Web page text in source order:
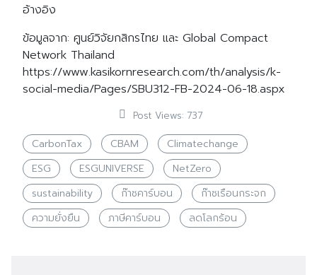
อ้างอิง
ข้อมูลจาก: ศูนย์วิจัยกสิกรไทย และ Global Compact
Network Thailand
https://www.kasikornresearch.com/th/analysis/k-
social-media/Pages/SBU312-FB-2024-06-18.aspx
Post Views: 737
CarbonTax CBAM
Climatechange
ESG
ESGUNIVERSE
NetZero
sustainability
ก๊าซคาร์บอน
ก๊าซเรือนกระจก
ความยั่งยืน
ภาษีคาร์บอน ลดโลกร้อน